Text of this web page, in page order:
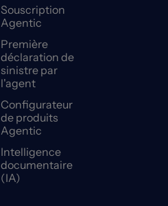
Souscription
Agentic
Première
déclaration de
sinistre par
l'agent
Configurateur
de produits
Agentic
Intelligence
documentaire
(IA)